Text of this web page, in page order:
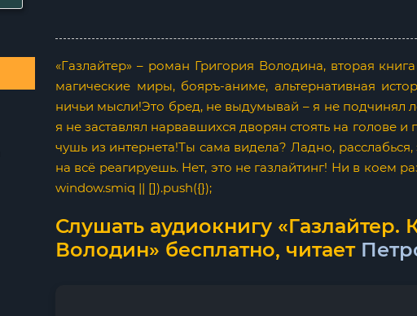
«Газлайтер» – роман Григория Володина, вторая
магические миры, бояръ-аниме, альтернативная
ничьи мысли!Это бред, не выдумывай – я не подчинял
я не заставлял нарвавшихся дворян стоять на голове
чушь из интернета!Ты сама видела? Ладно,
на всё реагируешь. Нет, это не газлайтинг! Ни в коем
window.smiq || []).push({});
Слушать аудиокнигу «Газлайтер.
Володин» бесплатно, читает